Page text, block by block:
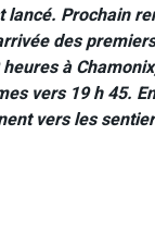
lancé. Prochain
des
à
vers 19 h 45.
vers les